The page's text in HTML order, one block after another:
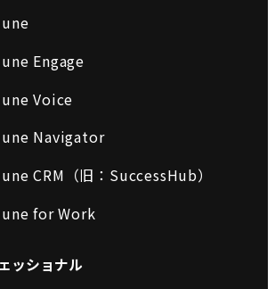
Engage
Voice
Navigator
CRM（旧：SuccessHub）
for Work
ッショナル